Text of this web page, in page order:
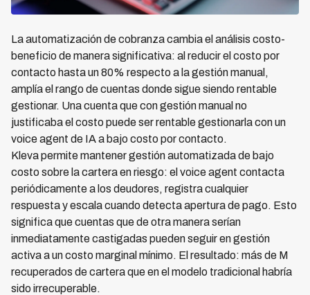
La automatización de cobranza cambia el análisis costo-
beneficio de manera significativa: al reducir el costo por
contacto hasta un 80% respecto a la gestión manual,
amplía el rango de cuentas donde sigue siendo rentable
gestionar. Una cuenta que con gestión manual no
justificaba el costo puede ser rentable gestionarla con un
voice agent de IA a bajo costo por contacto.
Kleva permite mantener gestión automatizada de bajo
costo sobre la cartera en riesgo: el voice agent contacta
periódicamente a los deudores, registra cualquier
respuesta y escala cuando detecta apertura de pago. Esto
significa que cuentas que de otra manera serían
inmediatamente castigadas pueden seguir en gestión
activa a un costo marginal mínimo. El resultado: más de M
recuperados de cartera que en el modelo tradicional habría
sido irrecuperable.